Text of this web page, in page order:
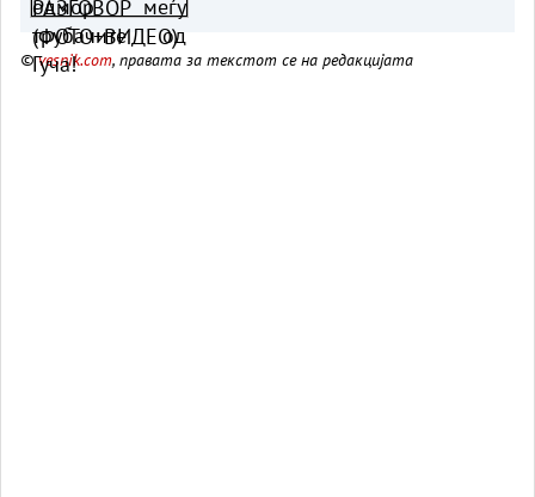
©vesnik.com, правата за текстот се на редакцијата